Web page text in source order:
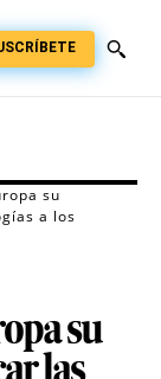
su
a los
su